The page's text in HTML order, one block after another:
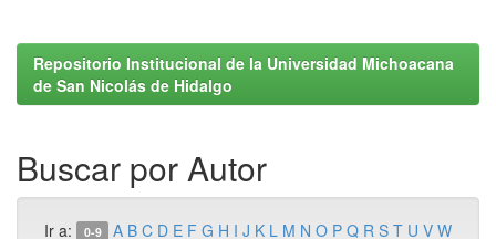
Repositorio Institucional de la Universidad Michoacana
de San Nicolás de Hidalgo
Buscar por Autor
Ir a: 0-9 A B C D E F G H I J K L M N O P Q R S T U V W